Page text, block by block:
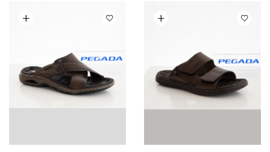
opções Ver opções